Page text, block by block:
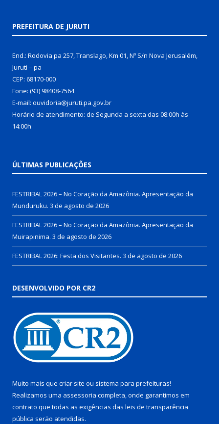
PREFEITURA DE JURUTI
End.: Rodovia pa 257, Translago, Km 01, Nº S/n Nova Jerusalém,
Juruti – pa
CEP: 68170-000
Fone: (93) 98408-7564
E-mail: ouvidoria@juruti.pa.gov.br
Horário de atendimento: de Segunda a sexta das 08:00h às
14:00h
ÚLTIMAS PUBLICAÇÕES
FESTRIBAL 2026 – No Coração da Amazônia. Apresentação da
Munduruku. 3 de agosto de 2026
FESTRIBAL 2026 – No Coração da Amazônia. Apresentação da
Muirapinima. 3 de agosto de 2026
FESTRIBAL 2026: Festa dos Visitantes. 3 de agosto de 2026
DESENVOLVIDO POR CR2
Muito mais que criar site ou sistema para prefeituras!
Realizamos uma assessoria completa, onde garantimos em
contrato que todas as exigências das leis de transparência
pública serão atendidas.